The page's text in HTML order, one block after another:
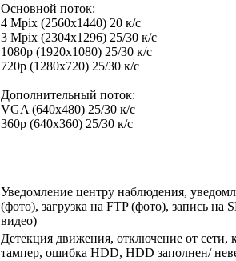
Основной поток:
4 Mpix (2560x1440) 20 к/с
3 Mpix (2304x1296) 25/30 к/с
1080p (1920x1080) 25/30 к/с
720p (1280х720) 25/30 к/с
Дополнительный поток:
VGA (640x480) 25/30 к/с
360p (640x360) 25/30 к/с
Уведомление центру наблюдения,
(фото), загрузка на FTP (фото), запись на
видео)
Детекция движения, отключение от сети,
тампер, ошибка HDD, HDD заполнен/